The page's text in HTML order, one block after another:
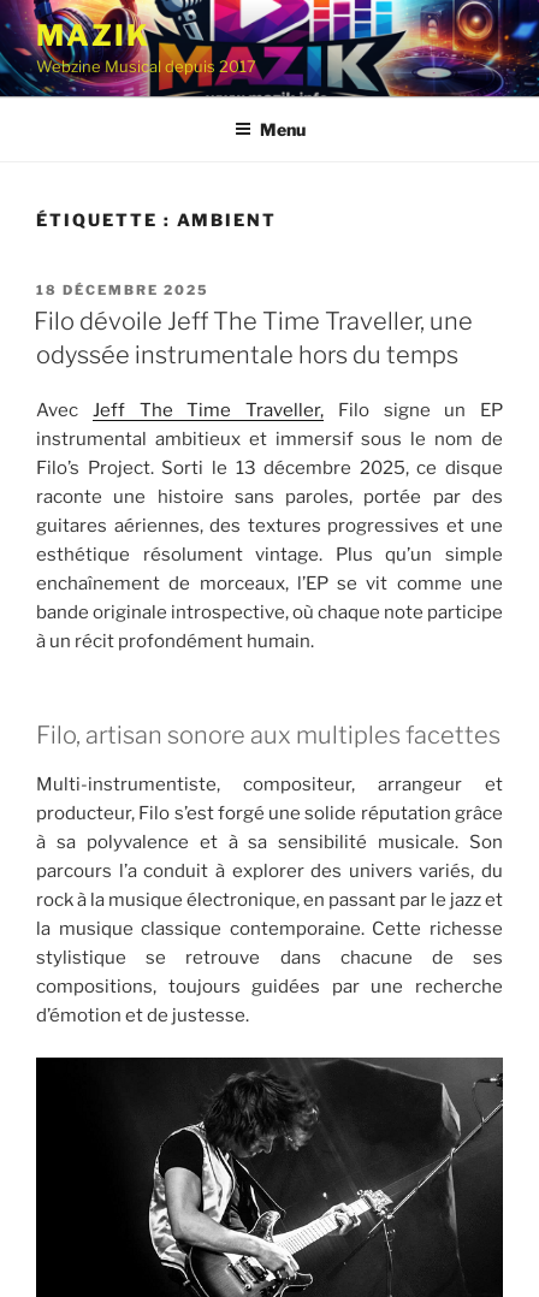
Aller
contenu
principal
MAZIK
Webzine Musical depuis 2017
Menu
ÉTIQUETTE : AMBIENT
PUBLIÉ
LE
18 DÉCEMBRE 2025
Filo dévoile Jeff The Time Traveller, une
odyssée instrumentale hors du temps
Avec Jeff The Time Traveller, Filo signe un EP
instrumental ambitieux et immersif sous le nom de
Filo’s Project. Sorti le 13 décembre 2025, ce disque
raconte une histoire sans paroles, portée par des
guitares aériennes, des textures progressives et une
esthétique résolument vintage. Plus qu’un simple
enchaînement de morceaux, l’EP se vit comme une
bande originale introspective, où chaque note participe
à un récit profondément humain.
Filo, artisan sonore aux multiples facettes
Multi-instrumentiste, compositeur, arrangeur et
producteur, Filo s’est forgé une solide réputation grâce
à sa polyvalence et à sa sensibilité musicale. Son
parcours l’a conduit à explorer des univers variés, du
rock à la musique électronique, en passant par le jazz et
la musique classique contemporaine. Cette richesse
stylistique se retrouve dans chacune de ses
compositions, toujours guidées par une recherche
d’émotion et de justesse.